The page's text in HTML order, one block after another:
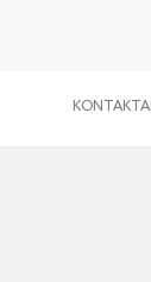
KONTAKTAI